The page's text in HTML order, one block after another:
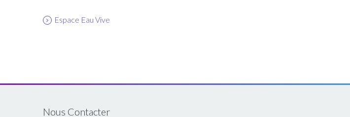
Espace Eau Vive
Nous Contacter